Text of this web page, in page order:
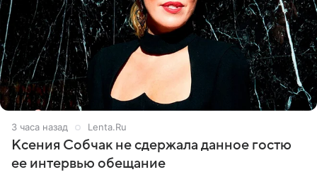
3 часа назад Lenta.Ru
Ксения Собчак не сдержала данное гостю
ее интервью обещание